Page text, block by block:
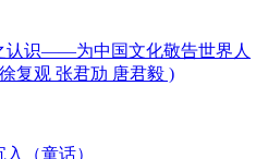
认识——为中国文化敬告世界人
复观 张君劢 唐君毅 )
（童话）